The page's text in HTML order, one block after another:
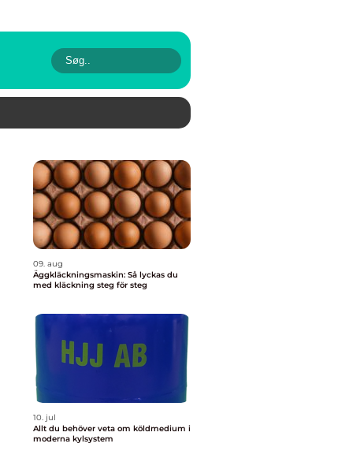
09. aug
Äggkläckningsmaskin: Så lyckas du
med kläckning steg för steg
10. jul
Allt du behöver veta om köldmedium i
moderna kylsystem